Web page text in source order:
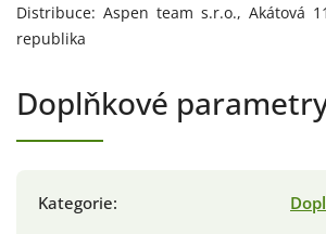
Distribuce: Aspen team s.r.o., Akátová
republika
Doplňkové
Kategorie: